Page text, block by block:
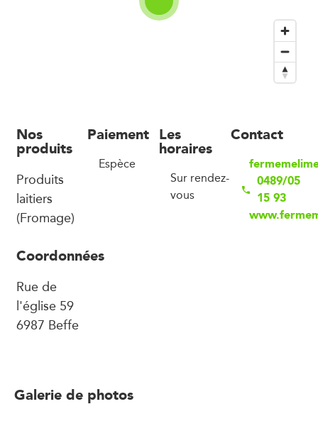
Nos
produits
Produits
laitiers
(Fromage)
Paiement
Espèce
Les
horaires
Sur rendez-
vous
Contact
0489/05
15 93
Coordonnées
Rue de
l'église 59
6987 Beffe
Galerie de photos